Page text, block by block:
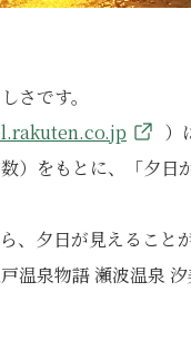
さです。
）
）をもとに、「夕日
、夕日が見えること
泉物語 瀬波温泉 汐